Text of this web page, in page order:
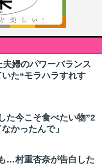
婦のパワーバランス
た“モラハラすれす
た今こそ食べたい物”2
かったんで」
…村重杏奈が告白した